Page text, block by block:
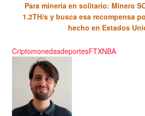
Para minería en solitario: Minero
1.2TH/s y busca esa recompensa
hecho en Estados
CriptomonedasdeportesFTXNBA